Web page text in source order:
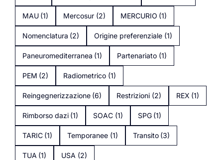
MAU (1) Mercosur (2) MERCURIO (1)
Nomenclatura (2) Origine preferenziale (1)
Paneuromediterranea (1) Partenariato (1)
PEM (2) Radiometrico (1)
Reingegnerizzazione (6) Restrizioni (2) REX (1)
Rimborso dazi (1) SOAC (1) SPG (1)
TARIC (1) Temporanee (1) Transito (3)
TUA (1) USA (2)